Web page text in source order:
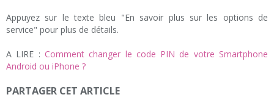
Appuyez sur le texte bleu "En savoir plus sur les options de
service" pour plus de détails.
A LIRE : Comment changer le code PIN de votre Smartphone
Android ou iPhone ?
PARTAGER CET ARTICLE